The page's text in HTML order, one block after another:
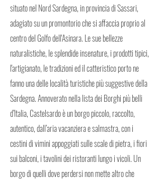
situato nel Nord Sardegna, in provincia di Sassari,
adagiato su un promontorio che si affaccia proprio al
centro del Golfo dell'Asinara. Le sue bellezze
naturalistiche, le splendide insenature, i prodotti tipici,
l'artigianato, le tradizioni ed il catteristico porto ne
fanno una delle località turistiche più suggestive della
Sardegna. Annoverato nella lista dei Borghi più belli
d’Italia, Castelsardo è un borgo piccolo, raccolto,
autentico, dall’aria vacanziera e salmastra, con i
cestini di vimini appoggiati sulle scale di pietra, i fiori
sui balconi, i tavolini dei ristoranti lungo i vicoli. Un
borgo di quelli dove perdersi non mette altro che